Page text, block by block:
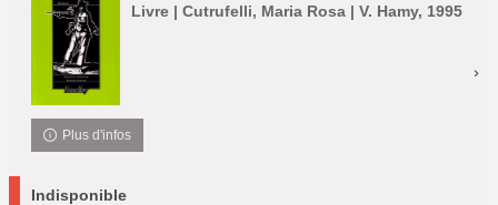
Livre | Cutrufelli, Maria Rosa | V. Hamy, 1995
Plus d'infos
Indisponible